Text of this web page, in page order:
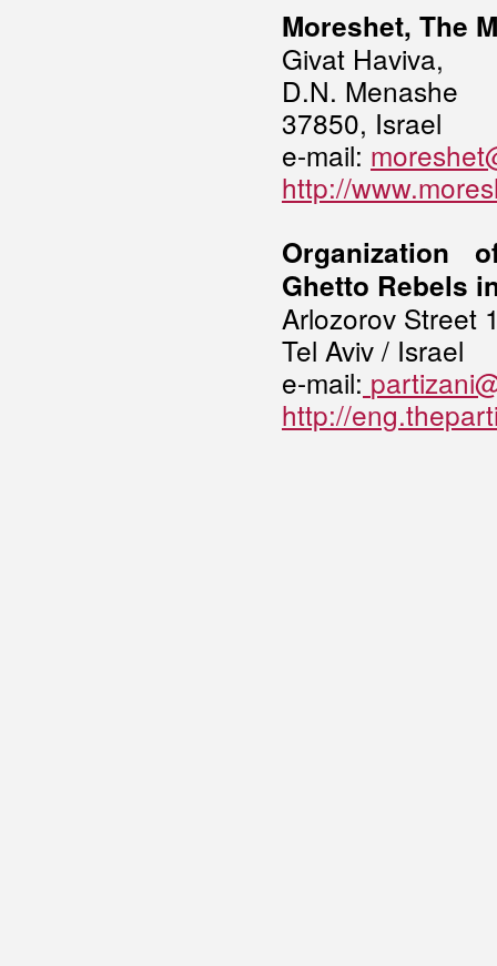
Moreshet, The
Givat Haviva,
D.N. Menashe
37850, Israel
e-mail:
http://
Organization
Ghetto Rebels
Arlozorov Street
Tel Aviv / Israel
e-mail:
http://